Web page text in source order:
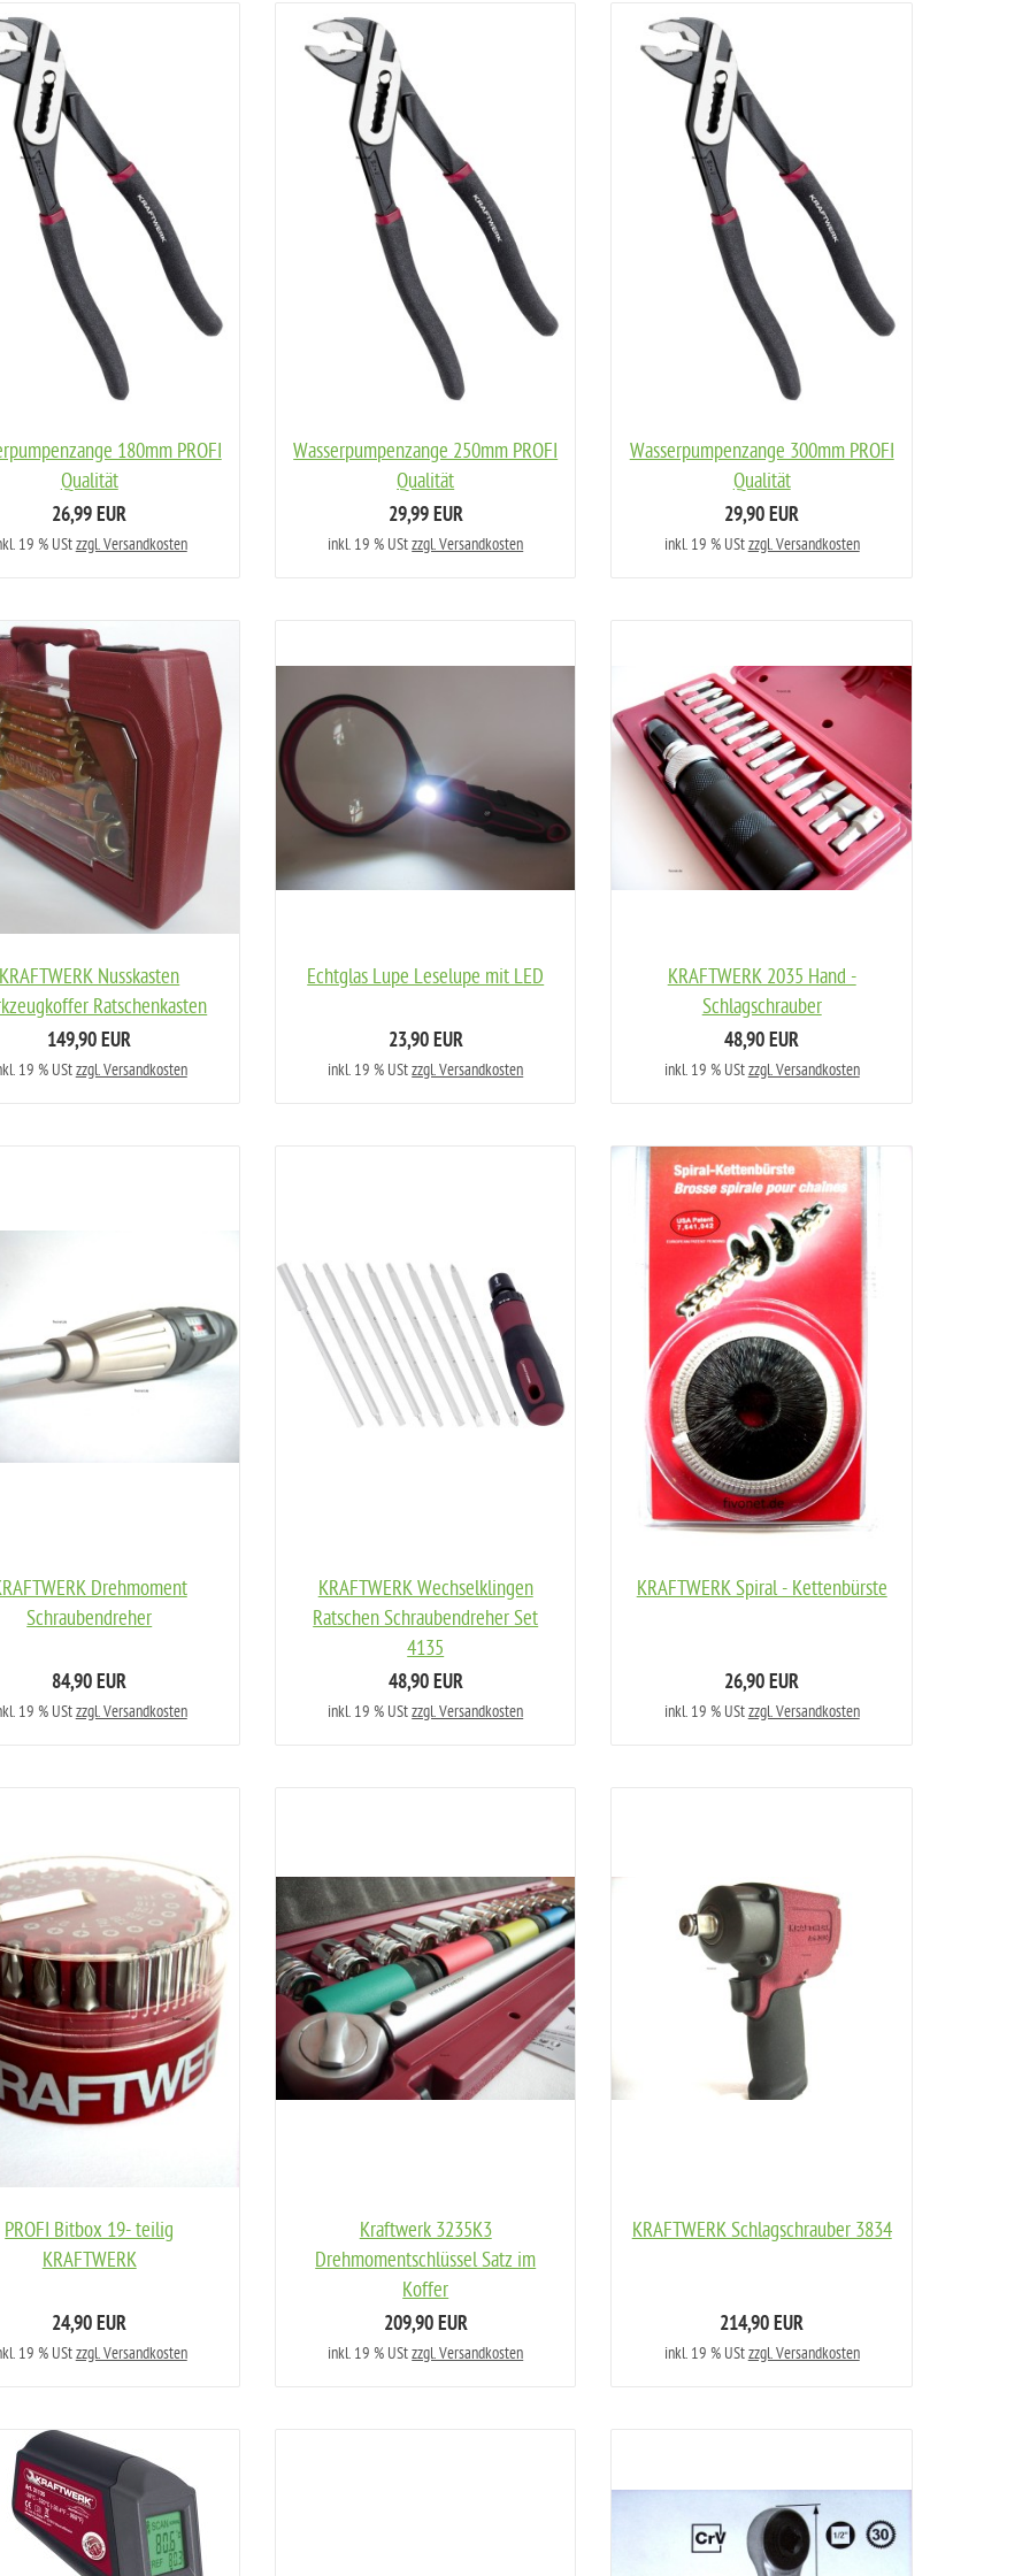
180mm PROFI
Qualität
26,99 EUR
19 % UStzzgl. Versandkosten
Wasserpumpenzange 250mm PROFI
Qualität
29,99 EUR
inkl. 19 % UStzzgl. Versandkosten
Wasserpumpenzange 300mm PROFI
Qualität
29,90 EUR
inkl. 19 % UStzzgl. Versandkosten
KRAFTWERK Nusskasten
Ratschenkasten
149,90 EUR
19 % UStzzgl. Versandkosten
Echtglas Lupe Leselupe mit LED
23,90 EUR
inkl. 19 % UStzzgl. Versandkosten
KRAFTWERK 2035 Hand -
Schlagschrauber
48,90 EUR
inkl. 19 % UStzzgl. Versandkosten
Drehmoment
Schraubendreher
84,90 EUR
19 % UStzzgl. Versandkosten
KRAFTWERK Wechselklingen
Ratschen Schraubendreher Set
4135
48,90 EUR
inkl. 19 % UStzzgl. Versandkosten
KRAFTWERK Spiral - Kettenbürste
26,90 EUR
inkl. 19 % UStzzgl. Versandkosten
PROFI Bitbox 19- teilig
KRAFTWERK
24,90 EUR
19 % UStzzgl. Versandkosten
Kraftwerk 3235K3
Drehmomentschlüssel Satz im
Koffer
209,90 EUR
inkl. 19 % UStzzgl. Versandkosten
KRAFTWERK Schlagschrauber 3834
214,90 EUR
inkl. 19 % UStzzgl. Versandkosten